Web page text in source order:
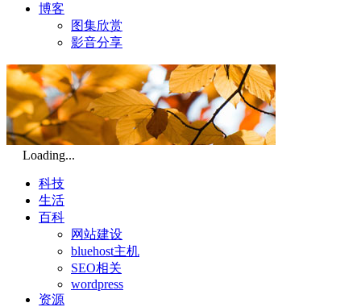
博客
图集欣赏
影音分享
Loading...
科技
生活
百科
网站建设
bluehost主机
SEO相关
wordpress
资源